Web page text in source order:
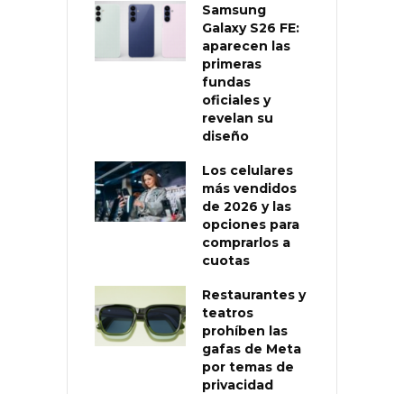
Samsung
Galaxy S26 FE:
aparecen las
primeras
fundas
oficiales y
revelan su
diseño
Los celulares
más vendidos
de 2026 y las
opciones para
comprarlos a
cuotas
Restaurantes y
teatros
prohíben las
gafas de Meta
por temas de
privacidad